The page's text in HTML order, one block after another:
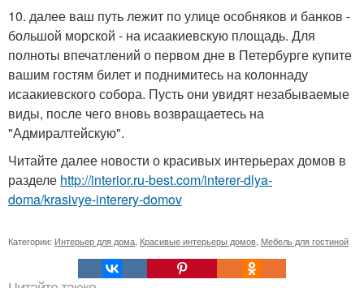
10. далее ваш путь лежит по улице особняков и банков -
большой морской - на исаакиевскую площадь. Для
полноты впечатлений о первом дне в Петербурге купите
вашим гостям билет и поднимитесь на колоннаду
исаакиевского собора. Пусть они увидят незабываемые
виды, после чего вновь возвращаетесь на
"Адмиралтейскую".
Читайте далее новости о красивых интерьерах домов в
разделе http://interior.ru-best.com/interer-dlya-
doma/krasivye-interery-domov
Категории: Интерьер для дома Красивые интерьеры домов Мебель для гостиной